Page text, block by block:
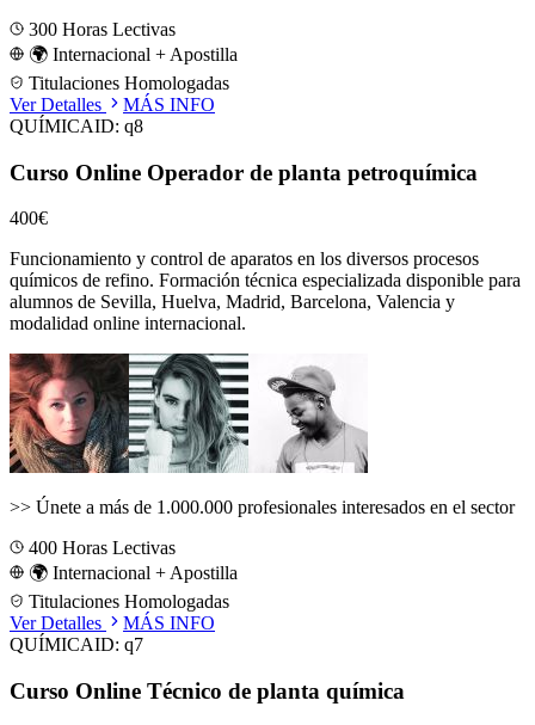
300 Horas Lectivas
🌍 Internacional + Apostilla
Titulaciones Homologadas
Ver Detalles
MÁS INFO
QUÍMICAID: q8
Curso Online Operador de planta petroquímica
400€
Funcionamiento y control de aparatos en los diversos procesos
químicos de refino. Formación técnica especializada disponible para
alumnos de Sevilla, Huelva, Madrid, Barcelona, Valencia y
modalidad online internacional.
>> Únete a más de 1.000.000 profesionales interesados en el sector
400 Horas Lectivas
🌍 Internacional + Apostilla
Titulaciones Homologadas
Ver Detalles
MÁS INFO
QUÍMICAID: q7
Curso Online Técnico de planta química